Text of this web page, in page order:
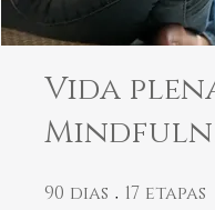
Vida
90 dias 90 dias
17 etapas